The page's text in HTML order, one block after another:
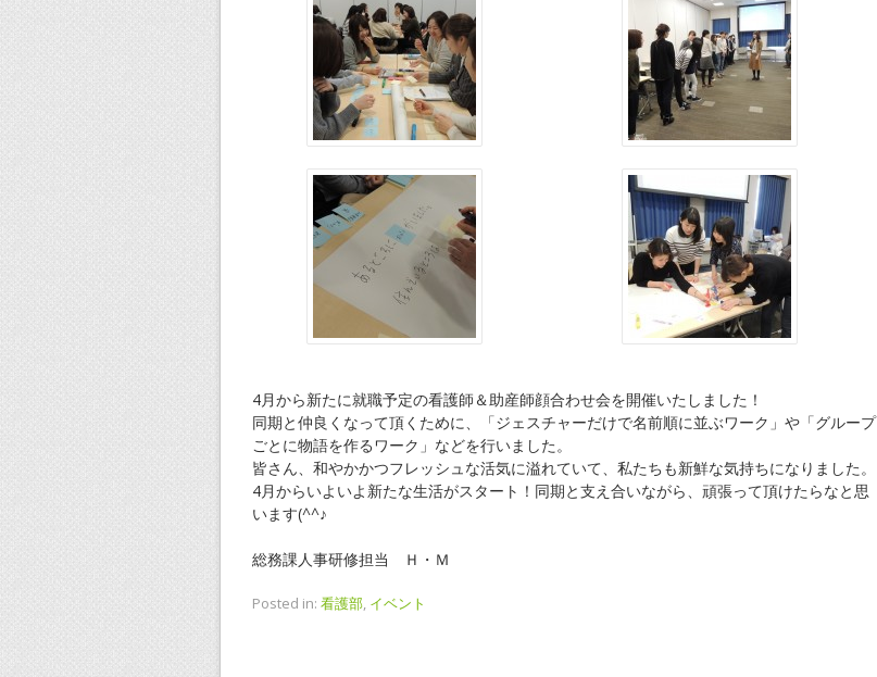
4月から新たに就職予定の看護師＆助産師顔合わせ会を開催いたしました！
同期と仲良くなって頂くために、「ジェスチャーだけで名前順に並ぶワーク」や「グループ
ごとに物語を作るワーク」などを行いました。
皆さん、和やかかつフレッシュな活気に溢れていて、私たちも新鮮な気持ちになりました。
4月からいよいよ新たな生活がスタート！同期と支え合いながら、頑張って頂けたらなと思
います(^^♪
総務課人事研修担当 Ｈ・Ｍ
Posted in: 看護部, イベント